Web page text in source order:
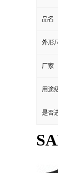
品名
外形
厂家
用途
是否